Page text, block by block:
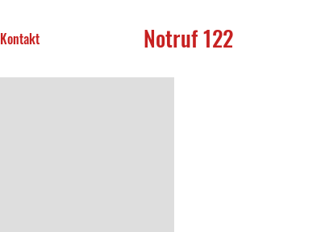
Kontakt Notruf 122